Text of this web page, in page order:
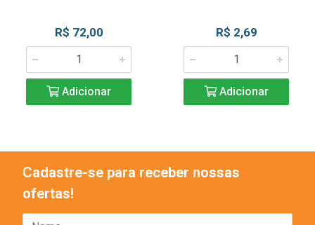
R$ 72,00
Adicionar
R$ 2,69
Adicionar
Cadastre-se para receber nossas
ofertas!